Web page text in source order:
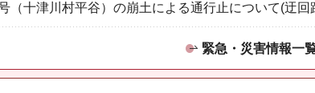
（十津川村平谷）の崩土による通行止について(迂回
緊急・災害情報一